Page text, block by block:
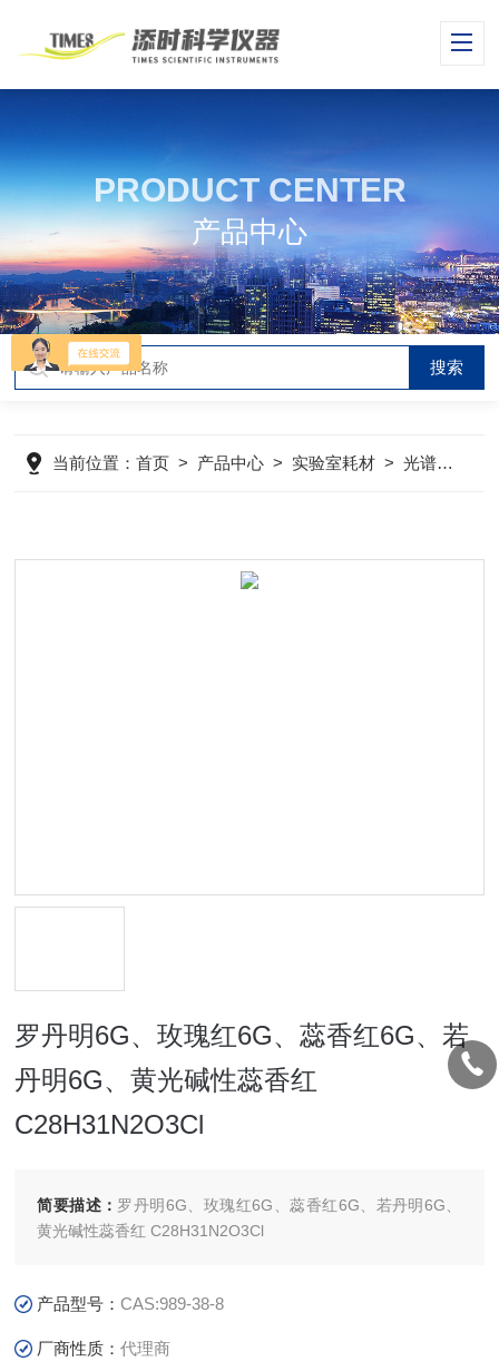
PRODUCT CENTER
产品中心
当前位置：首页 > 产品中心 > 实验室耗材 >光谱显色剂
罗丹明6G、玫瑰红6G、蕊香红6G、若
丹明6G、黄光碱性蕊香红
C28H31N2O3Cl
简要描述： 罗丹明6G、玫瑰红6G、蕊香红6G、若丹明6G、
黄光碱性蕊香红 C28H31N2O3Cl
产品型号：CAS:989-38-8
厂商性质：代理商